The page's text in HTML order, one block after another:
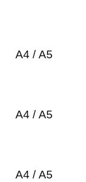
A4 / A5
A4 / A5
A4 / A5